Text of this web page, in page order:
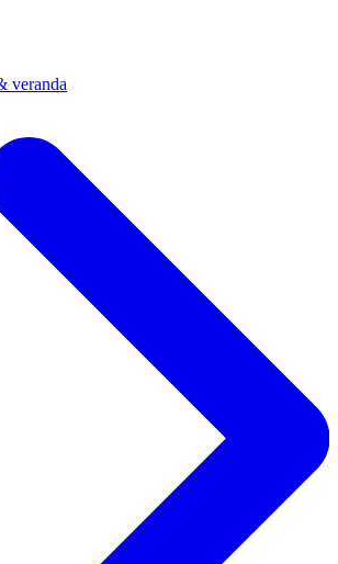
veranda